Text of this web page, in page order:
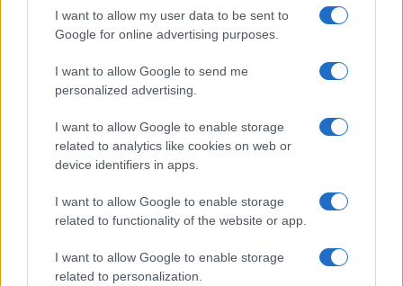
I want to allow my user data to be sent to
Google for online advertising purposes.
I want to allow Google to send me
personalized advertising.
I want to allow Google to enable storage
related to analytics like cookies on web or
device identifiers in apps.
I want to allow Google to enable storage
related to functionality of the website or app.
I want to allow Google to enable storage
related to personalization.
© 2026 - VOLOSCONTATO CONSIGLI E DIARI DI VIAGGIO - P.IVA
04827280654 – TESTATA REGISTRATA AL TRIBUNALE DI NOCERA
35792 – ISCRITTA ALL’ANSO (ASSOCIAZIONE NAZIONALE STAMPA
ONLINE)
PRIVACY E NOTIFICHE